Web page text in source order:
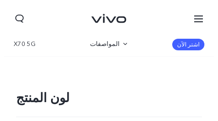
X70 5G المواصفات اشتر الآن
لون المنتج